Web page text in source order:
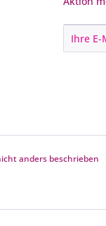
anders beschrieben